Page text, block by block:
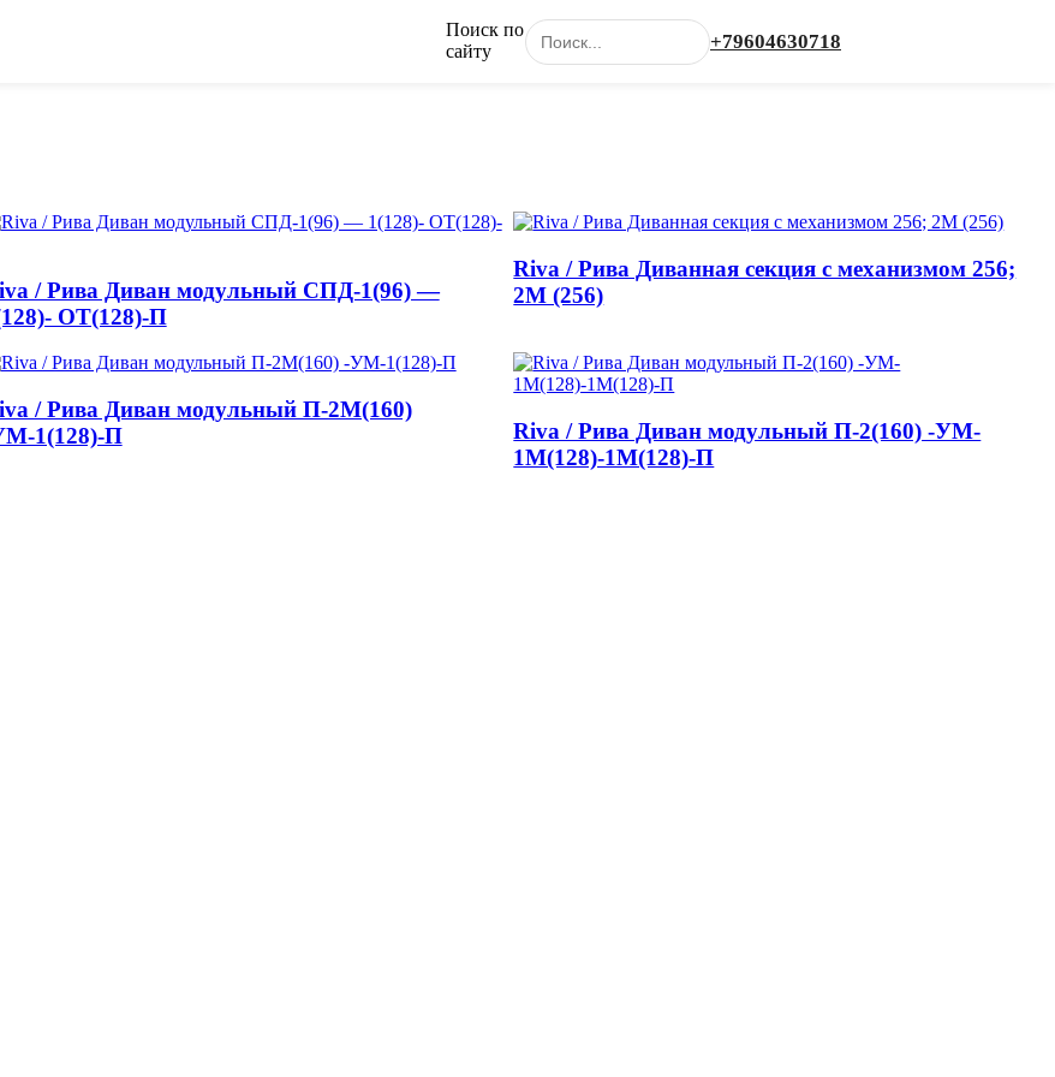
Поиск по
сайту
+79604630718
/ Рива Диван модульный СПД-1(96) —
ОТ(128)-П
Riva / Рива Диванная секция с механизмом 256;
2М (256)
/ Рива Диван модульный П-2М(160)
1(128)-П
Riva / Рива Диван модульный П-2(160) -УМ-
1М(128)-1М(128)-П